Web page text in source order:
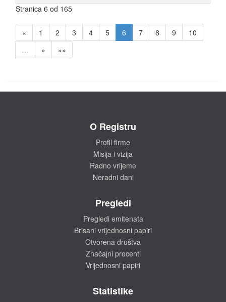
Stranica 6 od 165
« 1 2 3 4 5 6 7 8 9
10
…
» »»
O Registru
Profil firme
Misija i vizija
Radno vrijeme
Neradni dani
Pregledi
Pregledi emitenata
Brisani vrijednosni papiri
Otvorena društva
Značajni procenti
Vrijednosni papiri
Statistike